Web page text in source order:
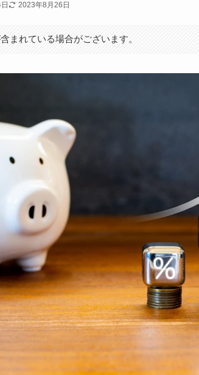
2023年8月26日
まれている場合がございます。